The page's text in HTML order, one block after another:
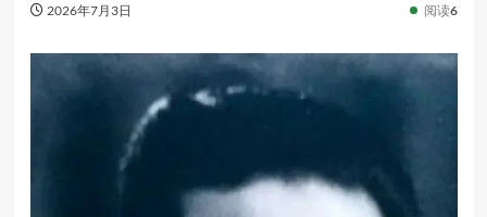
2026年7月3日 阅读6